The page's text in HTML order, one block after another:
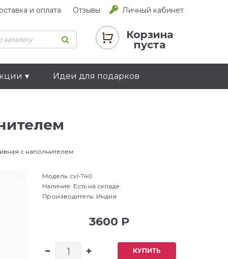
и оплата Отзывы Личный кабинет
Корзина
пуста
Идеи для подарков
с наполнителем
Модель:cvl-740
Наличие: Есть на складе
Производитель: Индия
3600 Р
КУПИТЬ